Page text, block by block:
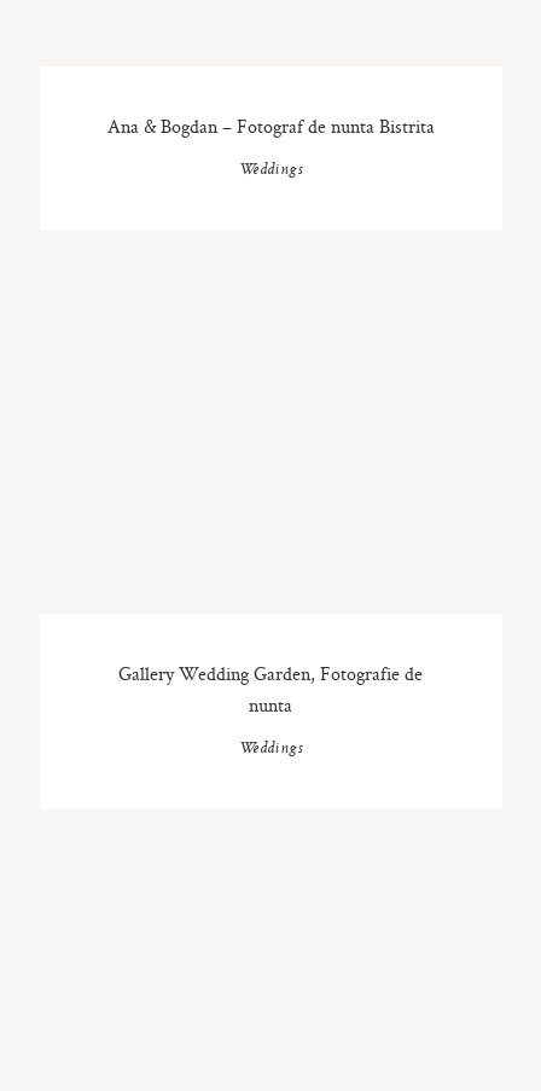
Ana & Bogdan – Fotograf de nunta Bistrita
Weddings
Gallery Wedding Garden, Fotografie de
nunta
Weddings